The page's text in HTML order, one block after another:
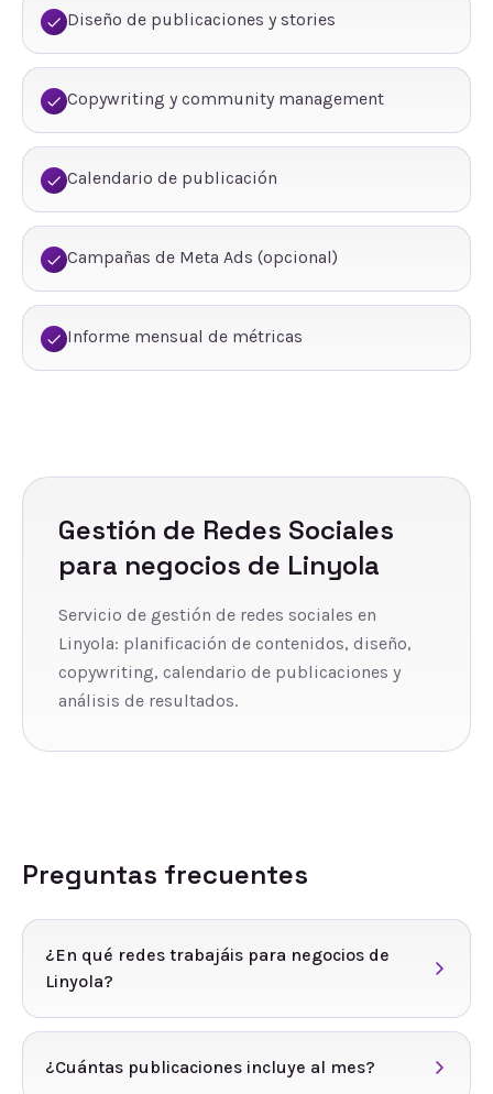
Diseño de publicaciones y stories
Copywriting y community management
Calendario de publicación
Campañas de Meta Ads (opcional)
Informe mensual de métricas
Gestión de Redes Sociales
para negocios de Linyola
Servicio de gestión de redes sociales en
Linyola: planificación de contenidos, diseño,
copywriting, calendario de publicaciones y
análisis de resultados.
Preguntas frecuentes
¿En qué redes trabajáis para negocios de
Linyola?
¿Cuántas publicaciones incluye al mes?